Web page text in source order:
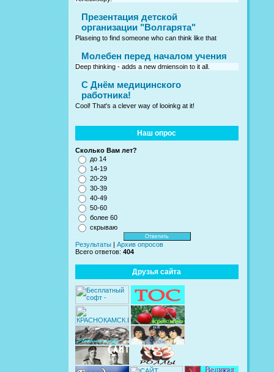
Презентация детской
организации "Волгарята"
Plaseing to find someone who can think like that
Молебен перед началом учения
Deep thinking - adds a new dmiensoin to it all.
C Днём медицинского
работника!
Cool! That's a clever way of looinkg at it!
Наш опрос
Сколько Вам лет?
до 14
14-19
20-29
30-39
40-49
50-60
более 60
скрываю
Результаты
Архив опросов
Всего ответов: 404
Друзья сайта